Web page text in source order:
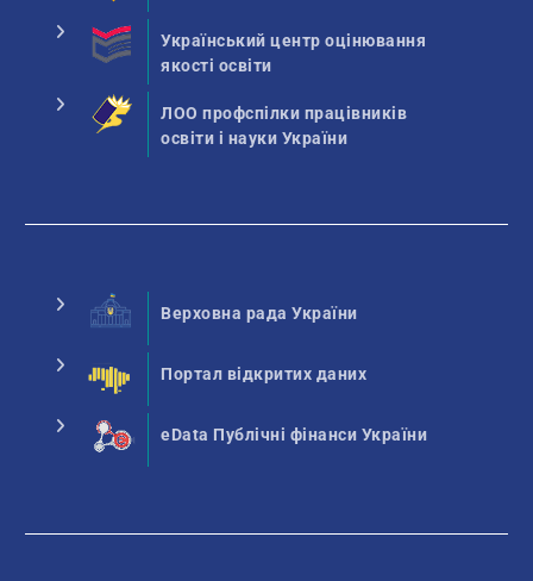
Український центр оцінювання
якості освіти
ЛОО профспілки працівників
освіти і науки України
Верховна рада України
Портал відкритих даних
eData Публічні фінанси України